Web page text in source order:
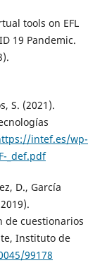
tools on EFL
19 Pandemic.
S. (2021).
intef.es/wp-
_def.pdf
D., García
de cuestionarios
Instituto de
99178